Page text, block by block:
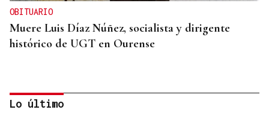
OBITUARIO
Muere Luis Díaz Núñez, socialista y dirigente
histórico de UGT en Ourense
Lo último